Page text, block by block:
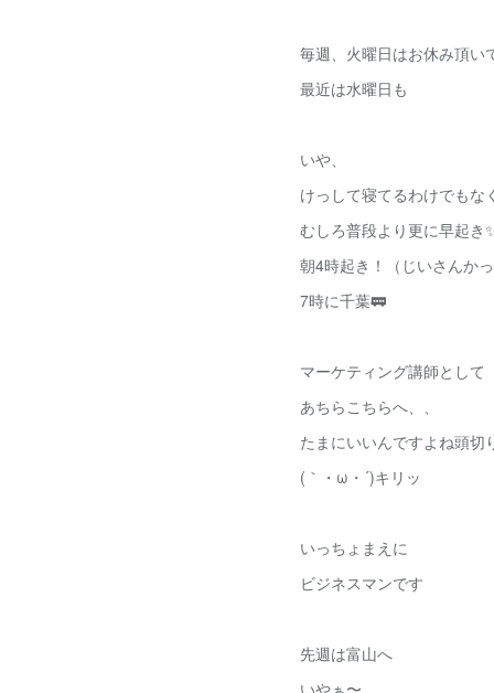
毎週、火曜日はお休み頂い
最近は水曜日も
いや、
けっして寝てるわけでもな
むしろ普段より更に早起き
朝4時起き！（じいさんか
7時に千葉🚃
マーケティング講師として
あちらこちらへ、、
たまにいいんですよね頭切
(｀・ω・´)キリッ
いっちょまえに
ビジネスマンです
先週は富山へ
いやぁ〜